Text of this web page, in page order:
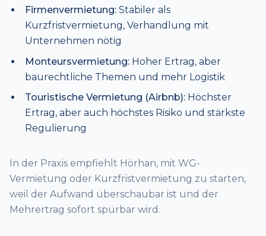
Firmenvermietung:Stabiler als
Kurzfristvermietung, Verhandlung mit
Unternehmen nötig
Monteursvermietung:Hoher Ertrag, aber
baurechtliche Themen und mehr Logistik
Touristische Vermietung (Airbnb):Höchster
Ertrag, aber auch höchstes Risiko und stärkste
Regulierung
In der Praxis empfiehlt Hörhan, mit WG-
Vermietung oder Kurzfristvermietung zu starten,
weil der Aufwand überschaubar ist und der
Mehrertrag sofort spürbar wird.